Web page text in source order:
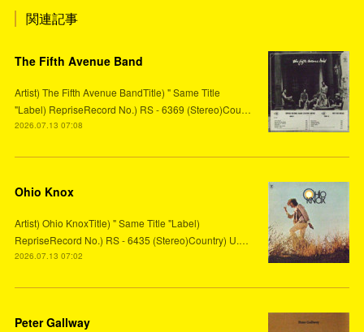
関連記事
The Fifth Avenue Band
Artist) The Fifth Avenue BandTitle) " Same Title
"Label) RepriseRecord No.) RS - 6369 (Stereo)Cou…
2026.07.13 07:08
Ohio Knox
Artist) Ohio KnoxTitle) " Same Title "Label)
RepriseRecord No.) RS - 6435 (Stereo)Country) U.…
2026.07.13 07:02
Peter Gallway